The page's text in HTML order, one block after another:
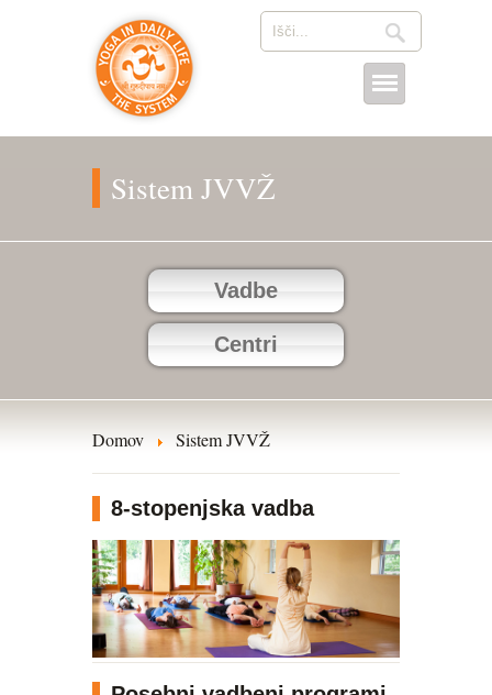
Sistem JVVŽ
Vadbe
Centri
Domov Sistem JVVŽ
8-stopenjska vadba